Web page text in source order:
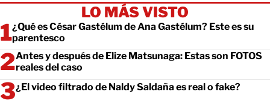
LO MÁS VISTO
¿Qué es César Gastélum de Ana Gastélum? Este es su
parentesco
Antes y después de Elize Matsunaga: Estas son FOTOS
reales del caso
¿El video filtrado de Naldy Saldaña es real o fake?